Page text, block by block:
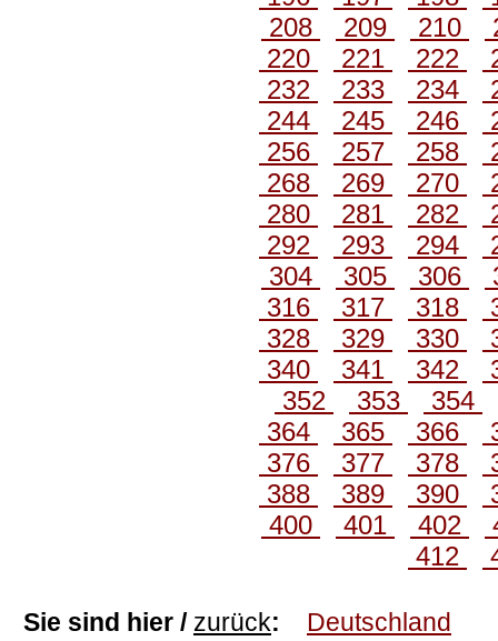
208
209 210
220
221 222
232
233 234
244
245 246
256
257 258
268
269 270
280
281 282
292
293 294
304
305 306
316
317 318
328
329 330
340
341 342
352
353
354
364
365 366
376
377 378
388
389 390
400
401 402
412
Sie sind hier / zurück: Deutschland